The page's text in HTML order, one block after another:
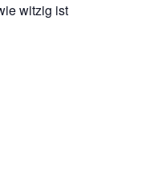
witzig ist